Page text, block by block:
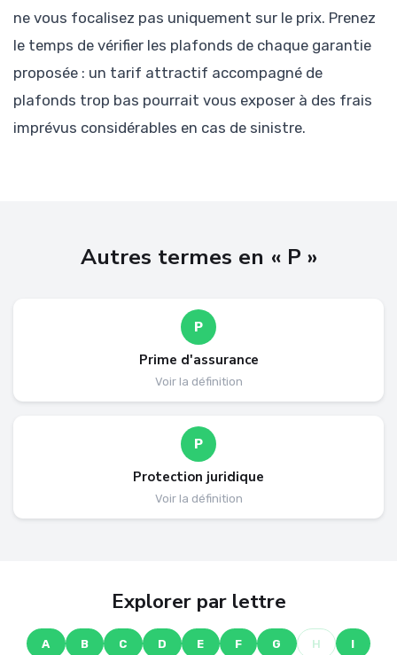
ne vous focalisez pas uniquement sur le prix. Prenez
le temps de vérifier les plafonds de chaque garantie
proposée : un tarif attractif accompagné de
plafonds trop bas pourrait vous exposer à des frais
imprévus considérables en cas de sinistre.
Autres termes en « P »
P
Prime d'assurance
Voir la définition
P
Protection juridique
Voir la définition
Explorer par lettre
A B C D E F G H I